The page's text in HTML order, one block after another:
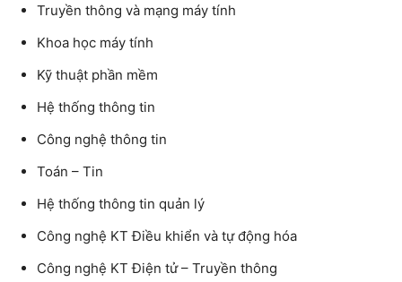
Truyền thông và mạng máy tính
Khoa học máy tính
Kỹ thuật phần mềm
Hệ thống thông tin
Công nghệ thông tin
Toán – Tin
Hệ thống thông tin quản lý
Công nghệ KT Điều khiển và tự động hóa
Công nghệ KT Điện tử – Truyền thông